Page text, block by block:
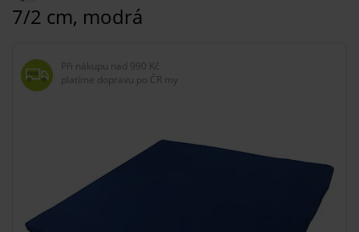
7/2 cm, modrá
Při nákupu nad 990 Kč
platíme dopravu po ČR my